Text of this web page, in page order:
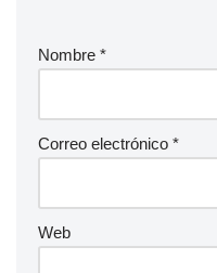
Nombre *
Correo electrónico *
Web